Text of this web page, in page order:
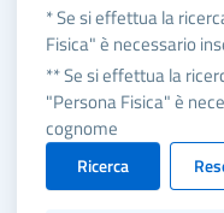
* Se si effettua la
Fisica" è necessario
** Se si effettua la
"Persona Fisica" è
cognome
Ricerca